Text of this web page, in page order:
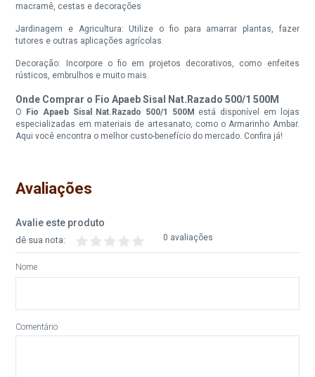
macramê, cestas e decorações
Jardinagem e Agricultura: Utilize o fio para amarrar plantas, fazer
tutores e outras aplicações agrícolas.
Decoração: Incorpore o fio em projetos decorativos, como enfeites
rústicos, embrulhos e muito mais.
Onde Comprar o Fio Apaeb Sisal Nat.Razado 500/1 500M
O Fio Apaeb Sisal Nat.Razado 500/1 500M está disponível em lojas
especializadas em materiais de artesanato, como o Armarinho Ambar.
Aqui você encontra o melhor custo-benefício do mercado. Confira já!
Avaliações
Avalie este produto
0 avaliações
dê sua nota:
Nome
Comentário